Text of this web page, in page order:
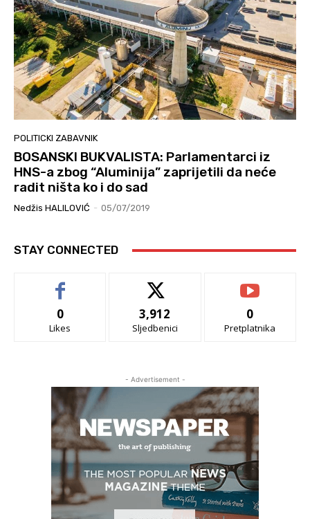
POLITICKI ZABAVNIK
BOSANSKI BUKVALISTA: Parlamentarci iz
HNS-a zbog “Aluminija” zaprijetili da neće
radit ništa ko i do sad
Nedžis HALILOVIĆ - 05/07/2019
STAY CONNECTED
0
Likes
3,912
Sljedbenici
0
Pretplatnika
- Advertisement -